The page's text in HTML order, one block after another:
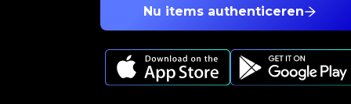
Nu items authenticeren